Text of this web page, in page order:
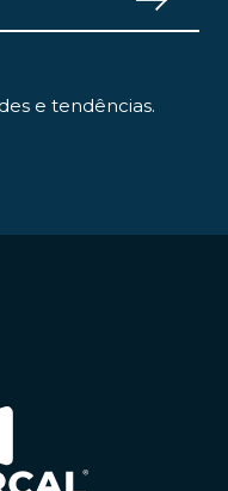
e tendências.